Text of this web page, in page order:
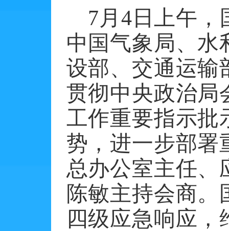
7月4日上午
中国气象局、水
设部、交通运输
贯彻中央政治局
工作重要指示批
势，进一步部署
总办公室主任、
陈敏主持会商
四级应急响应